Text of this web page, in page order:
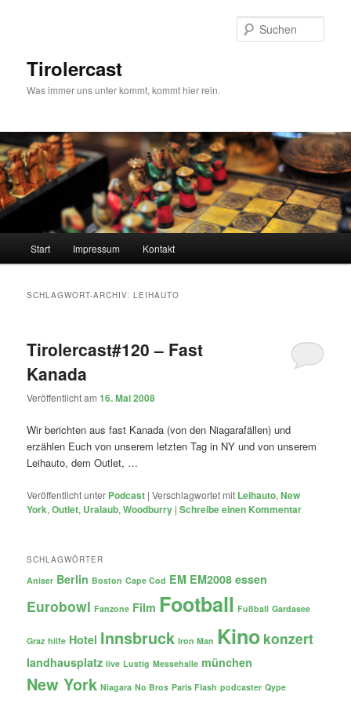
Tirolercast
Was immer uns unter kommt, kommt hier rein.
Start Impressum Kontakt
SCHLAGWORT-ARCHIV:LEIHAUTO
Tirolercast#120 – Fast
Kanada
Veröffentlicht am16. Mai 2008
Wir berichten aus fast Kanada (von den Niagarafällen) und
erzählen Euch von unserem letzten Tag in NY und von unserem
Leihauto, dem Outlet, …
Veröffentlicht unter Podcast |Verschlagwortet mit Leihauto,New
York,Outlet, Uralaub,Woodburry |Schreibe einen Kommentar
SCHLAGWÖRTER
Aniser Berlin Boston Cape Cod EM EM2008 essen
Eurobowl Fanzone Film Football Fußball Gardasee
Graz hilfe Hotel Innsbruck Iron Man Kino konzert
landhausplatz live Lustig Messehalle münchen
New York Niagara No Bros Paris Flash podcaster Qype